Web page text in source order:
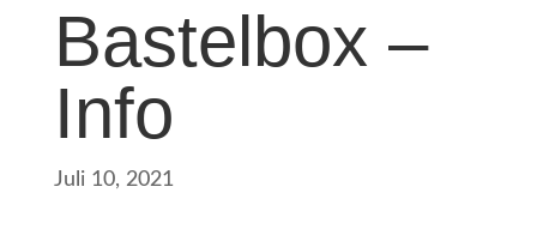
Bastelbox –
Info
Juli 10, 2021